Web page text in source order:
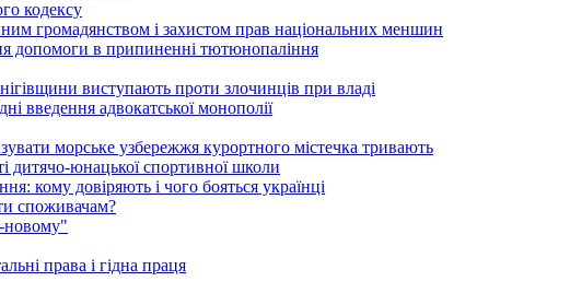
кодексу
громадянством і захистом прав національних меншин
допомоги в припиненні тютюнопаління
виступають проти злочинців при владі
введення адвокатської монополії
морське узбережжя курортного містечка тривають
дитячо-юнацької спортивної школи
кому довіряють і чого бояться українці
споживачам?
новому"
права і гідна праця